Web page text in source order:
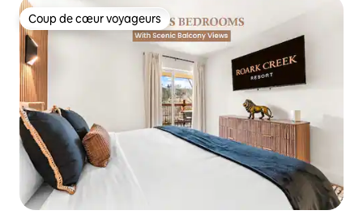
Coup de cœur voyageurs
Coup de cœur voyageurs